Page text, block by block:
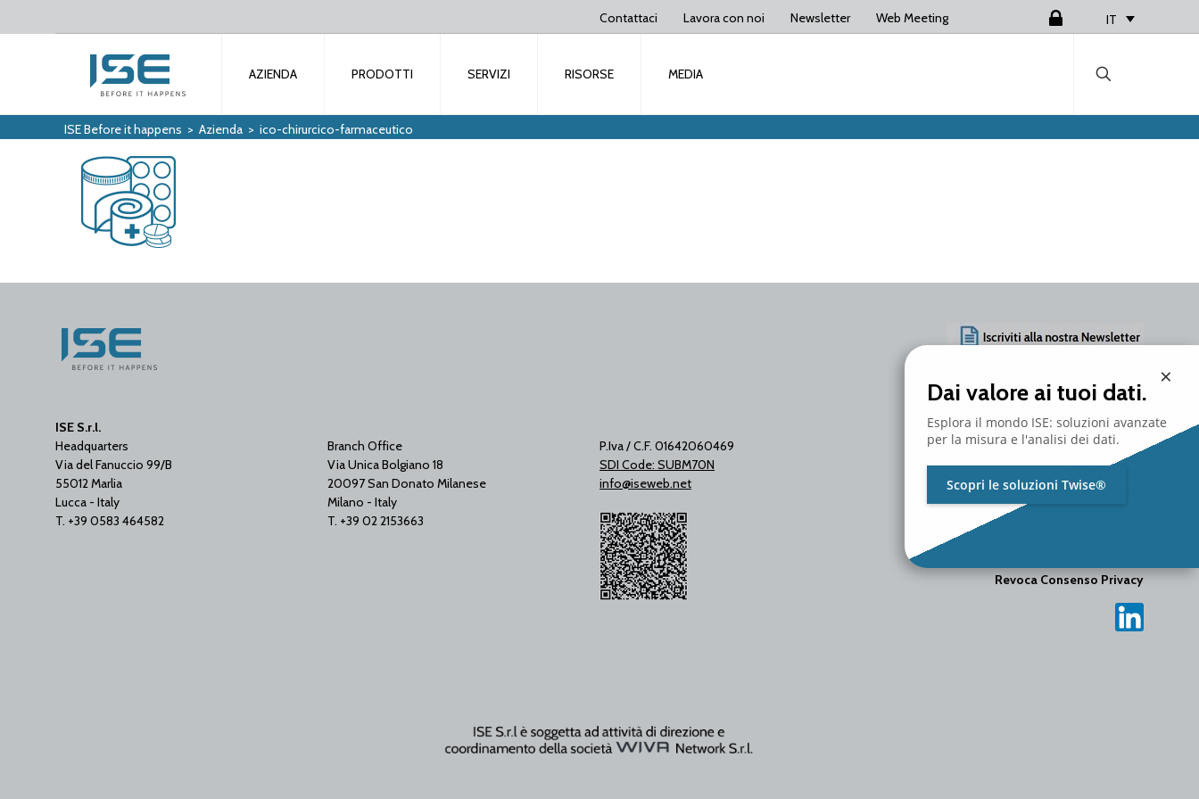
Contattaci Lavora con noi Newsletter Web Meeting IT
AZIENDA PRODOTTI SERVIZI RISORSE MEDIA
ISE Before it happens > Azienda > ico-chirurcico-farmaceutico
ISE S.r.l.
Headquarters
Via del Fanuccio 99/B
55012 Marlia
Lucca - Italy
T. +39 0583 464582
Branch Office
Via Unica Bolgiano 18
20097 San Donato Milanese
Milano - Italy
T. +39 02 2153663
P.Iva / C.F. 01642060469
SDI Code: SUBM70N
info@iseweb.net
PRODOTTI
SERVIZI
RISORSE
MEDIA
LAVORA CON NOI
Revoca Consenso Privacy
×
Dai valore ai tuoi dati.
Esplora il mondo ISE: soluzioni avanzate
per la misura e l'analisi dei dati.
Scopri le soluzioni Twise®